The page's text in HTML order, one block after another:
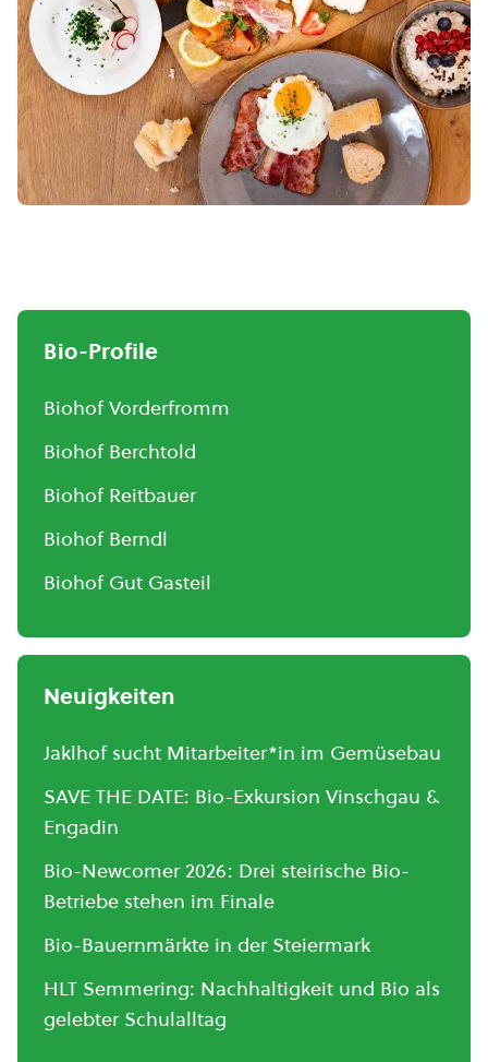
Bio-Profile
Biohof Vorderfromm
Biohof Berchtold
Biohof Reitbauer
Biohof Berndl
Biohof Gut Gasteil
Neuigkeiten
Jaklhof sucht Mitarbeiter*in im Gemüsebau
SAVE THE DATE: Bio-Exkursion Vinschgau &
Engadin
Bio-Newcomer 2026: Drei steirische Bio-
Betriebe stehen im Finale
Bio-Bauernmärkte in der Steiermark
HLT Semmering: Nachhaltigkeit und Bio als
gelebter Schulalltag